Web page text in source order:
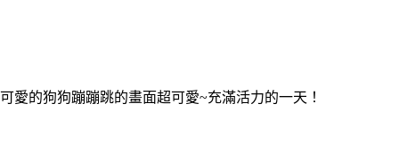
可愛的狗狗蹦蹦跳的畫面超可愛~充滿活力的一天！